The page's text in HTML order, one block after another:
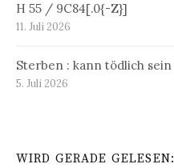
H 55 / 9C84[.0{-Z}]
11. Juli 2026
Sterben : kann tödlich sein
5. Juli 2026
WIRD GERADE GELESEN: